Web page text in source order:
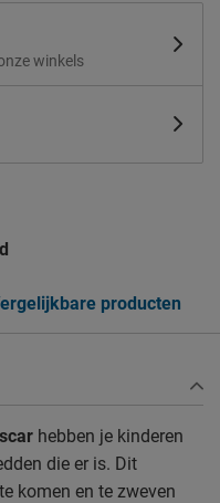
winkels
producten
hebben je kinderen
die er is. Dit
komen en te zweven